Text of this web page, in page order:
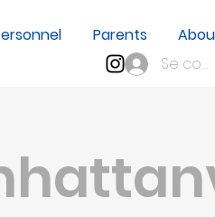
Parents
Se